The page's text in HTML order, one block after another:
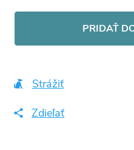
PRIDAŤ
Strážiť
Zdieľať